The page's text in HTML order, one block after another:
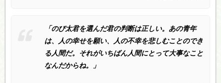
「のび太君を選んだ君の判断は正しい。あの青年
は、人の幸せを願い、人の不幸を悲しむことのでき
る人間だ。それがいちばん人間にとって大事なこと
なんだからね。」